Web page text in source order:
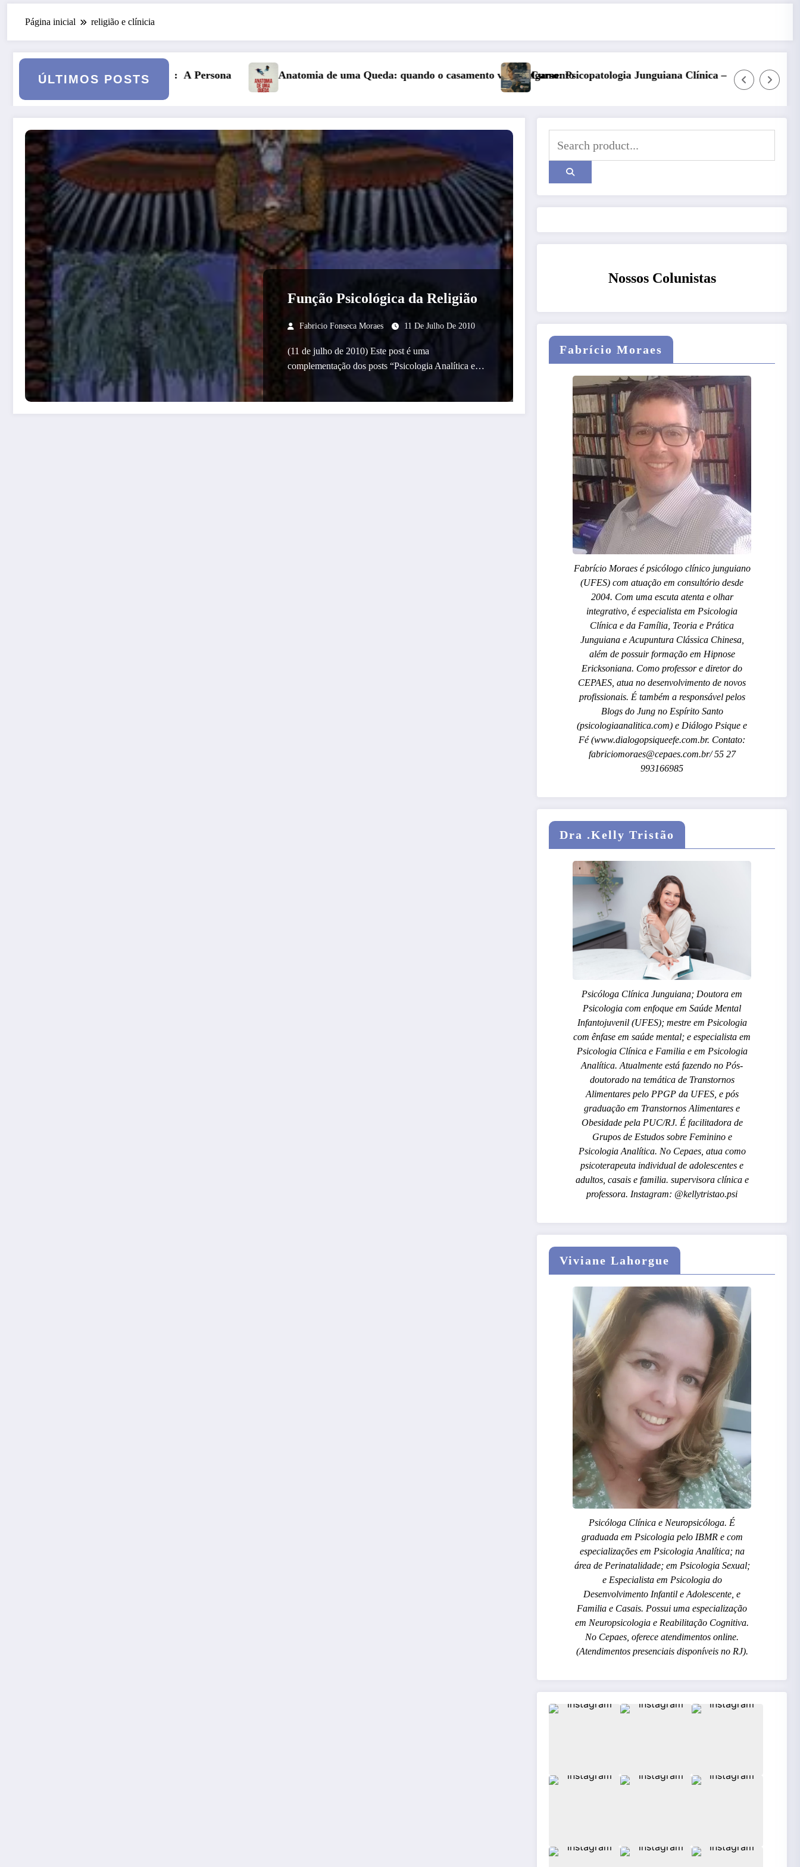
Página inicial religião e clínicia
ÚLTIMOS POSTS
A Persona Anatomia de uma Queda: quando o casamento vai a julgamentoCurso: Psicopatologia Junguiana Clínica – Turma 6 Kore, Deméter e o inverno: a
Função Psicológica da Religião
Fabricio Fonseca Moraes 11 De Julho De 2010
(11 de julho de 2010) Este post é uma
complementação dos posts “Psicologia Analítica e…
Nossos Colunistas
Fabrício Moraes
Fabrício Moraes é psicólogo clínico junguiano
(UFES) com atuação em consultório desde
2004. Com uma escuta atenta e olhar
integrativo, é especialista em Psicologia
Clínica e da Família, Teoria e Prática
Junguiana e Acupuntura Clássica Chinesa,
além de possuir formação em Hipnose
Ericksoniana. Como professor e diretor do
CEPAES, atua no desenvolvimento de novos
profissionais. É também a responsável pelos
Blogs do Jung no Espírito Santo
(psicologiaanalitica.com) e Diálogo Psique e
Fé (www.dialogopsiqueefe.com.br. Contato:
fabriciomoraes@cepaes.com.br/ 55 27
993166985
Dra .Kelly Tristão
Psicóloga Clínica Junguiana; Doutora em
Psicologia com enfoque em Saúde Mental
Infantojuvenil (UFES); mestre em Psicologia
com ênfase em saúde mental; e especialista em
Psicologia Clínica e Familia e em Psicologia
Analítica. Atualmente está fazendo no Pós-
doutorado na temática de Transtornos
Alimentares pelo PPGP da UFES, e pós
graduação em Transtornos Alimentares e
Obesidade pela PUC/RJ. É facilitadora de
Grupos de Estudos sobre Feminino e
Psicologia Analítica. No Cepaes, atua como
psicoterapeuta individual de adolescentes e
adultos, casais e familia. supervisora clínica e
professora. Instagram: @kellytristao.psi
Viviane Lahorgue
Psicóloga Clínica e Neuropsicóloga. É
graduada em Psicologia pelo IBMR e com
especializações em Psicologia Analítica; na
área de Perinatalidade; em Psicologia Sexual;
e Especialista em Psicologia do
Desenvolvimento Infantil e Adolescente, e
Familia e Casais. Possui uma especialização
em Neuropsicologia e Reabilitação Cognitiva.
No Cepaes, oferece atendimentos online.
(Atendimentos presenciais disponíveis no RJ).